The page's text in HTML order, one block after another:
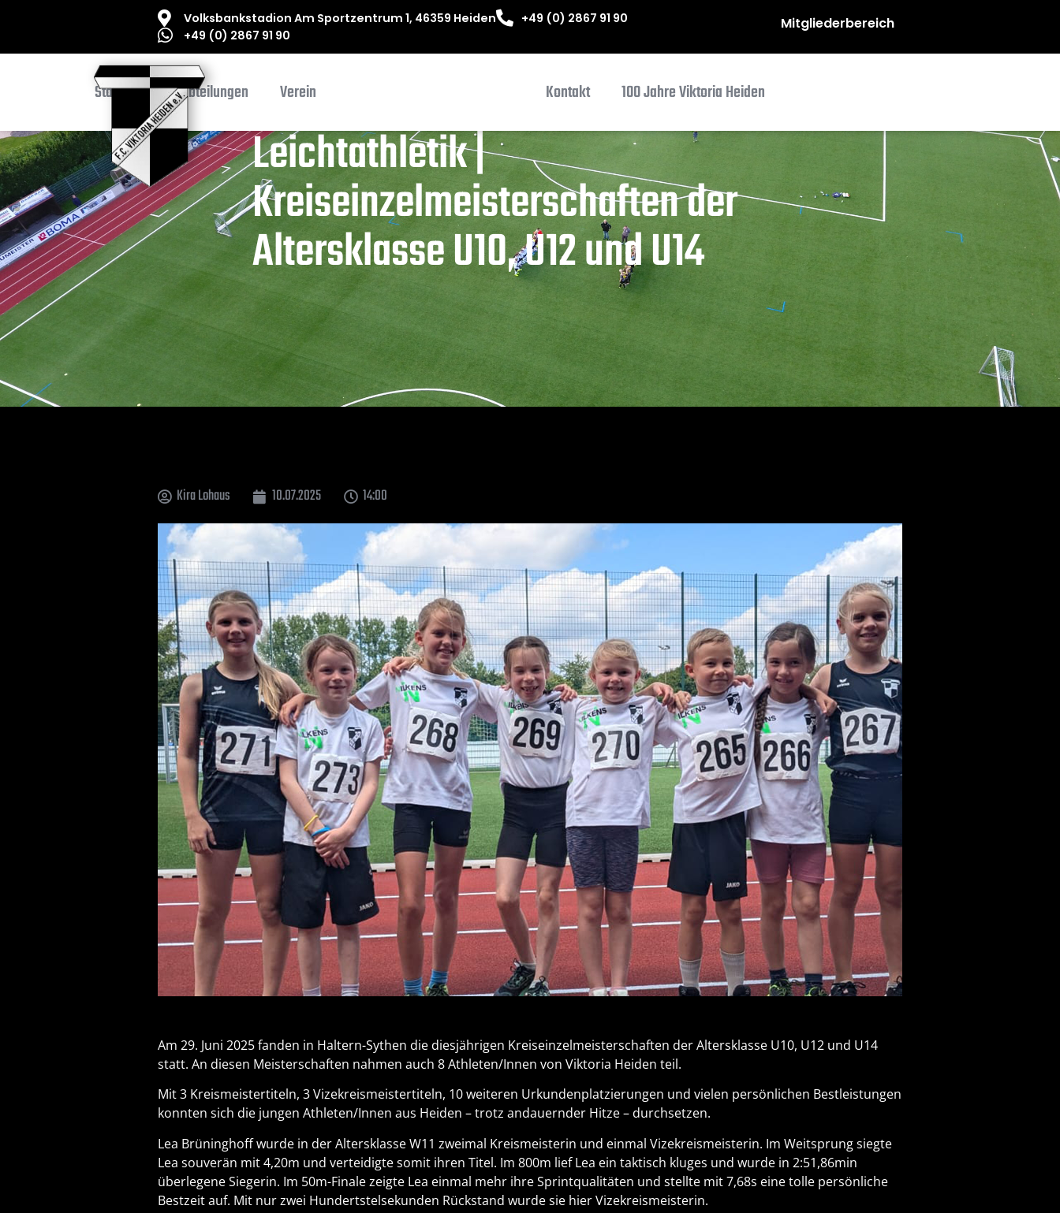
Volksbankstadion Am Sportzentrum 1, 46359 Heiden
+49 (0) 2867 91 90
+49 (0) 2867 91 90
Mitgliederbereich
Startseite Abteilungen Verein Kontakt 100 Jahre Viktoria Heiden
Leichtathletik |
Kreiseinzelmeisterschaften der
Altersklasse U10, U12 und U14
Kira Lohaus 10.07.2025 14:00
Am 29. Juni 2025 fanden in Haltern-Sythen die diesjährigen Kreiseinzelmeisterschaften der Altersklasse U10, U12 und U14
statt. An diesen Meisterschaften nahmen auch 8 Athleten/Innen von Viktoria Heiden teil.
Mit 3 Kreismeistertiteln, 3 Vizekreismeistertiteln, 10 weiteren Urkundenplatzierungen und vielen persönlichen Bestleistungen
konnten sich die jungen Athleten/Innen aus Heiden – trotz andauernder Hitze – durchsetzen.
Lea Brüninghoff wurde in der Altersklasse W11 zweimal Kreismeisterin und einmal Vizekreismeisterin. Im Weitsprung siegte
Lea souverän mit 4,20m und verteidigte somit ihren Titel. Im 800m lief Lea ein taktisch kluges und wurde in 2:51,86min
überlegene Siegerin. Im 50m-Finale zeigte Lea einmal mehr ihre Sprintqualitäten und stellte mit 7,68s eine tolle persönliche
Bestzeit auf. Mit nur zwei Hundertstelsekunden Rückstand wurde sie hier Vizekreismeisterin.